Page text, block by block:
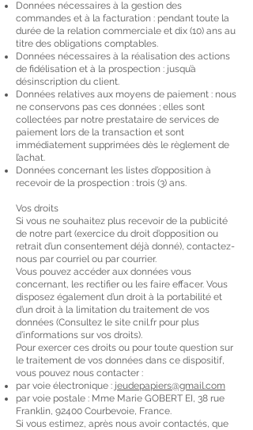
Données nécessaires à la gestion des
commandes et à la facturation : pendant toute la
durée de la relation commerciale et dix (10) ans au
titre des obligations comptables.
Données nécessaires à la réalisation des actions
de fidélisation et à la prospection : jusqu’à
désinscription du client.
Données relatives aux moyens de paiement : nous
ne conservons pas ces données ; elles sont
collectées par notre prestataire de services de
paiement lors de la transaction et sont
immédiatement supprimées dès le règlement de
l’achat.
Données concernant les listes d’opposition à
recevoir de la prospection : trois (3) ans.
Vos droits
Si vous ne souhaitez plus recevoir de la publicité
de notre part (exercice du droit d’opposition ou
retrait d’un consentement déjà donné), contactez-
nous par courriel ou par courrier.
Vous pouvez accéder aux données vous
concernant, les rectifier ou les faire effacer. Vous
disposez également d’un droit à la portabilité et
d’un droit à la limitation du traitement de vos
données (Consultez le site cnil.fr pour plus
d’informations sur vos droits).
Pour exercer ces droits ou pour toute question sur
le traitement de vos données dans ce dispositif,
vous pouvez nous contacter :
par voie électronique : jeudepapiers@gmail.com
par voie postale : Mme Marie GOBERT EI, 38 rue
Franklin, 92400 Courbevoie, France.
Si vous estimez, après nous avoir contactés, que